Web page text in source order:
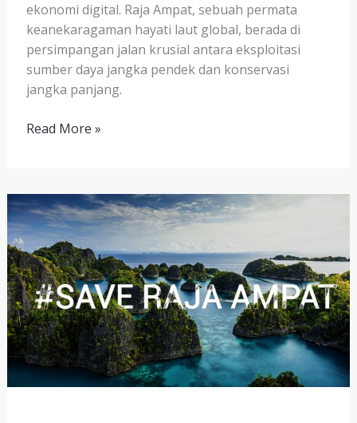
ekonomi digital. Raja Ampat, sebuah permata
keanekaragaman hayati laut global, berada di
persimpangan jalan krusial antara eksploitasi
sumber daya jangka pendek dan konservasi
jangka panjang.
Read More »
Masa
Depan
Ekonomi
Raja
Ampat